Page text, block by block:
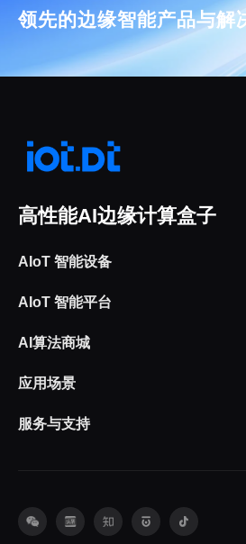
领先的边缘智能产品与解
高性能AI边缘计算盒子
AIoT 智能设备
AIoT 智能平台
AI算法商城
应用场景
服务与支持